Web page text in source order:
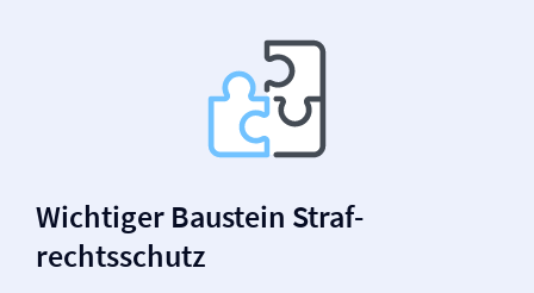
Wichtiger Baustein Straf­
rechtsschutz